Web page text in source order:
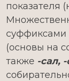
показателя
суффиксами
(основы на
также -сал,